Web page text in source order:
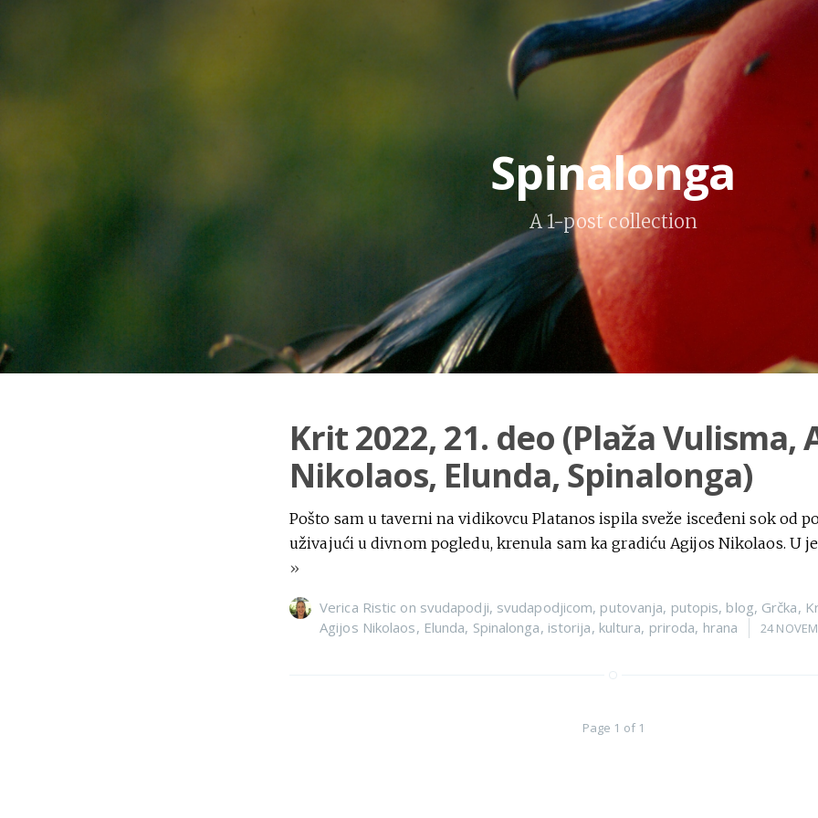
Spinalonga
A 1-post collection
Krit 2022, 21. deo (Plaža Vulisma,
Nikolaos, Elunda, Spinalonga)
Pošto sam u taverni na vidikovcu Platanos ispila sveže isceđeni sok od
uživajući u divnom pogledu, krenula sam ka gradiću Agijos Nikolaos. U
»
Verica Ristic on svudapodji, svudapodjicom, putovanja, putopis, blog, Grčka,
Agijos Nikolaos, Elunda, Spinalonga, istorija, kultura, priroda, hrana 24
Page 1 of 1